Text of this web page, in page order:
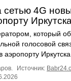
сетью 4G
Иркутска
который
голосовой
аэропорту Иркутска.
Источник: